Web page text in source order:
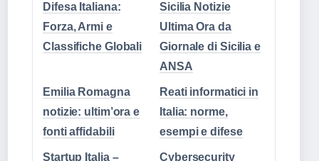
Difesa Italiana:
Forza, Armi e
Classifiche Globali
Sicilia Notizie
Ultima Ora da
Giornale di Sicilia e
ANSA
Emilia Romagna
notizie: ultim’ora e
fonti affidabili
Reati informatici in
Italia: norme,
esempi e difese
Startup Italia – Cybersecurity